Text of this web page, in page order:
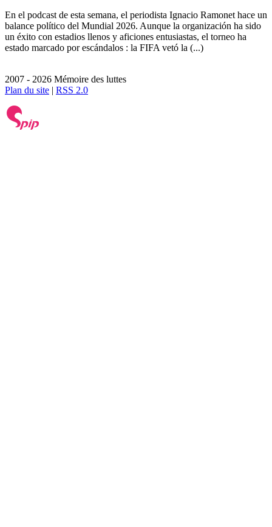
En el podcast de esta semana, el periodista Ignacio Ramonet hace un
balance político del Mundial 2026. Aunque la organización ha sido
un éxito con estadios llenos y aficiones entusiastas, el torneo ha
estado marcado por escándalos : la FIFA vetó la (...)
2007 - 2026 Mémoire des luttes
Plan du site | RSS 2.0